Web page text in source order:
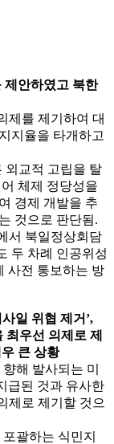
제안하였고 북한
제를 제기하여 대
지율을 타개하고
외교적 고립을 탈
체제 정당성을
경제 개발을 추
것으로 판단됨.
서 북일정상회담
두 차례 인공위성
사전 통보하는 방
일 위협 제거’,
최우선 의제로 제
큰 상황
해 발사되는 미
급된 것과 유사한
제로 제기할 것으
괄하는 식민지